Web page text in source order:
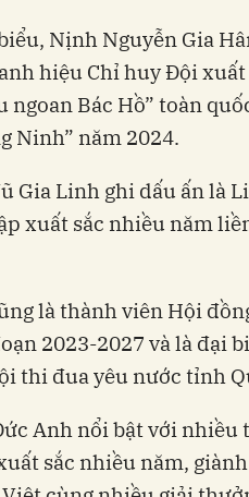
Nịnh Nguyễn Gia
hiệu Chỉ huy Đội
ngoan Bác Hồ” toàn
Ninh” năm 2024.
Gia Linh ghi dấu ấn là
xuất sắc nhiều năm
là thành viên Hội
2023-2027 và là đại
thi đua yêu nước tỉnh
Anh nổi bật với nhiều
sắc nhiều năm,